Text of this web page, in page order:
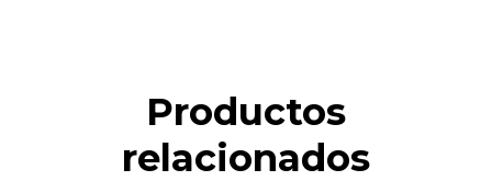
Productos
relacionados